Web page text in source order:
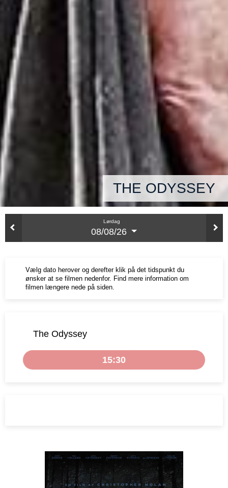
THE ODYSSEY
Lørdag
08/08/26
Vælg dato herover og derefter klik på det tidspunkt du
ønsker at se filmen nedenfor. Find mere information om
filmen længere nede på siden.
The Odyssey
15:30